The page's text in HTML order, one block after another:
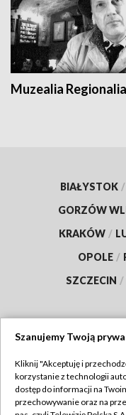
Muzealia Regionalia
BIAŁYSTOK /
GORZÓW
KRAKÓW /
OPOLE /
SZCZECIN /
Abonament TVP
Szanujemy Twoją
Kliknij "Akceptuję i
korzystanie z technologii
dostęp do informacji na
przechowywanie oraz na